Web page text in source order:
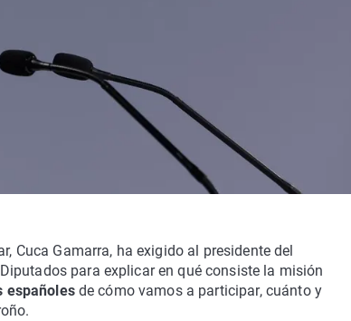
Cuca Gamarra, ha exigido al presidente del
para explicar en qué consiste la misión
españolesde cómo vamos a participar, cuánto y